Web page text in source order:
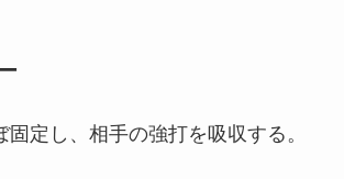
定し、相手の強打を吸収する。